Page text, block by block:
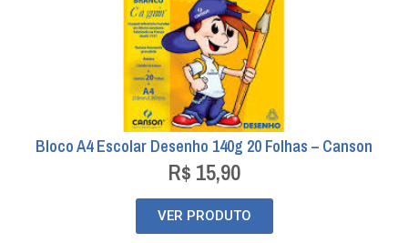
Bloco A4 Escolar Desenho 140g 20 Folhas – Canson
R$ 15,90
VER PRODUTO